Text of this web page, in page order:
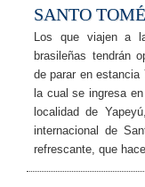
SANTO TOMÉ
Los que viajen a
brasileñas tendrán
de parar en estancia
la cual se ingresa
localidad de
internacional de
refrescante, que